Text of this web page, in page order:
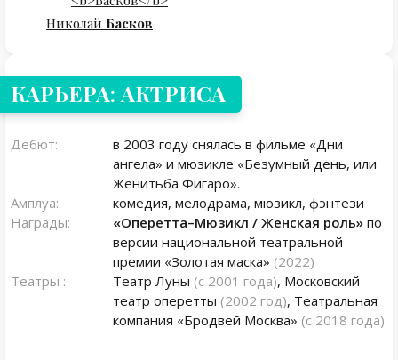
КАРЬЕРА: АКТРИСА
Дебют:
в 2003 году снялась в фильме «Дни
ангела» и мюзикле «Безумный день, или
Женитьба Фигаро».
Амплуа:
комедия, мелодрама, мюзикл, фэнтези
Награды:
«Оперетта–Мюзикл / Женская роль» по
версии национальной театральной
премии «Золотая маска» (2022)
Театры :
Театр Луны (с 2001 года), Московский
театр оперетты (2002 год), Театральная
компания «Бродвей Москва» (с 2018 года)
Николай Басков